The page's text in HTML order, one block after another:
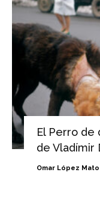
El Perro de
de Vladímir
Omar López Mato